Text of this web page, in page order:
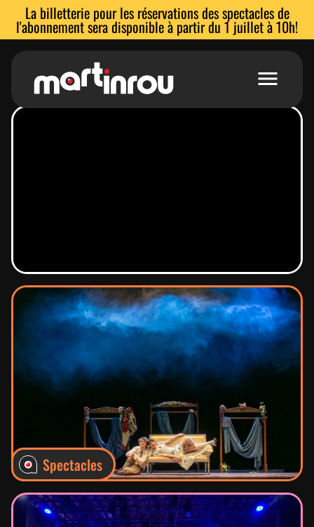
La billetterie pour les réservations des spectacles de
l'abonnement sera disponible à partir du 1 juillet à 10h!
L’équipe
Espace enseignants
Mécénat
Spectacles